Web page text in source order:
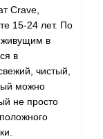
Crave,
15-24 лет. По
в
в
чистый,
можно
не просто